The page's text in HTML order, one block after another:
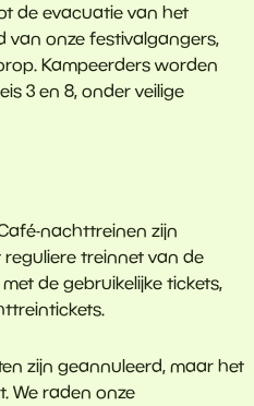
de evacuatie van het
van onze festivalgangers,
Kampeerders worden
3 en 8, onder veilige
nachttreinen zijn
treinnet van de
de gebruikelijke tickets,
zijn geannuleerd, maar het
We raden onze